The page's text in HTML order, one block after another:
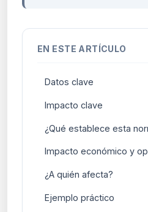
EN ESTE ARTÍCULO
Datos clave
Impacto clave
¿Qué establece esta
Impacto económico y
¿A quién afecta?
Ejemplo práctico